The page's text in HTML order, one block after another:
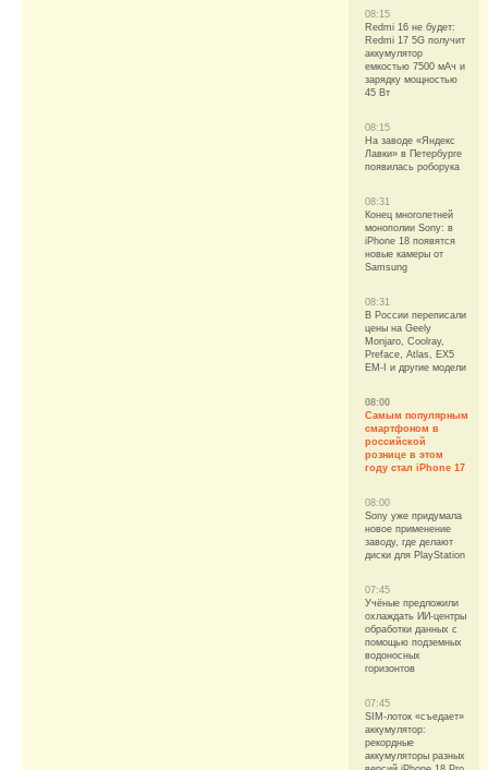
08:15
Redmi 16 не будет:
Redmi 17 5G получит
аккумулятор
емкостью 7500 мАч и
зарядку мощностью
45 Вт
08:15
На заводе «Яндекс
Лавки» в Петербурге
появилась роборука
08:31
Конец многолетней
монополии Sony: в
iPhone 18 появятся
новые камеры от
Samsung
08:31
В России переписали
цены на Geely
Monjaro, Coolray,
Preface, Atlas, EX5
EM-I и другие модели
08:00
Самым популярным
смартфоном в
российской
рознице в этом
году стал iPhone 17
08:00
Sony уже придумала
новое применение
заводу, где делают
диски для PlayStation
07:45
Учёные предложили
охлаждать ИИ-центры
обработки данных с
помощью подземных
водоносных
горизонтов
07:45
SIM-лоток «съедает»
аккумулятор:
рекордные
аккумуляторы разных